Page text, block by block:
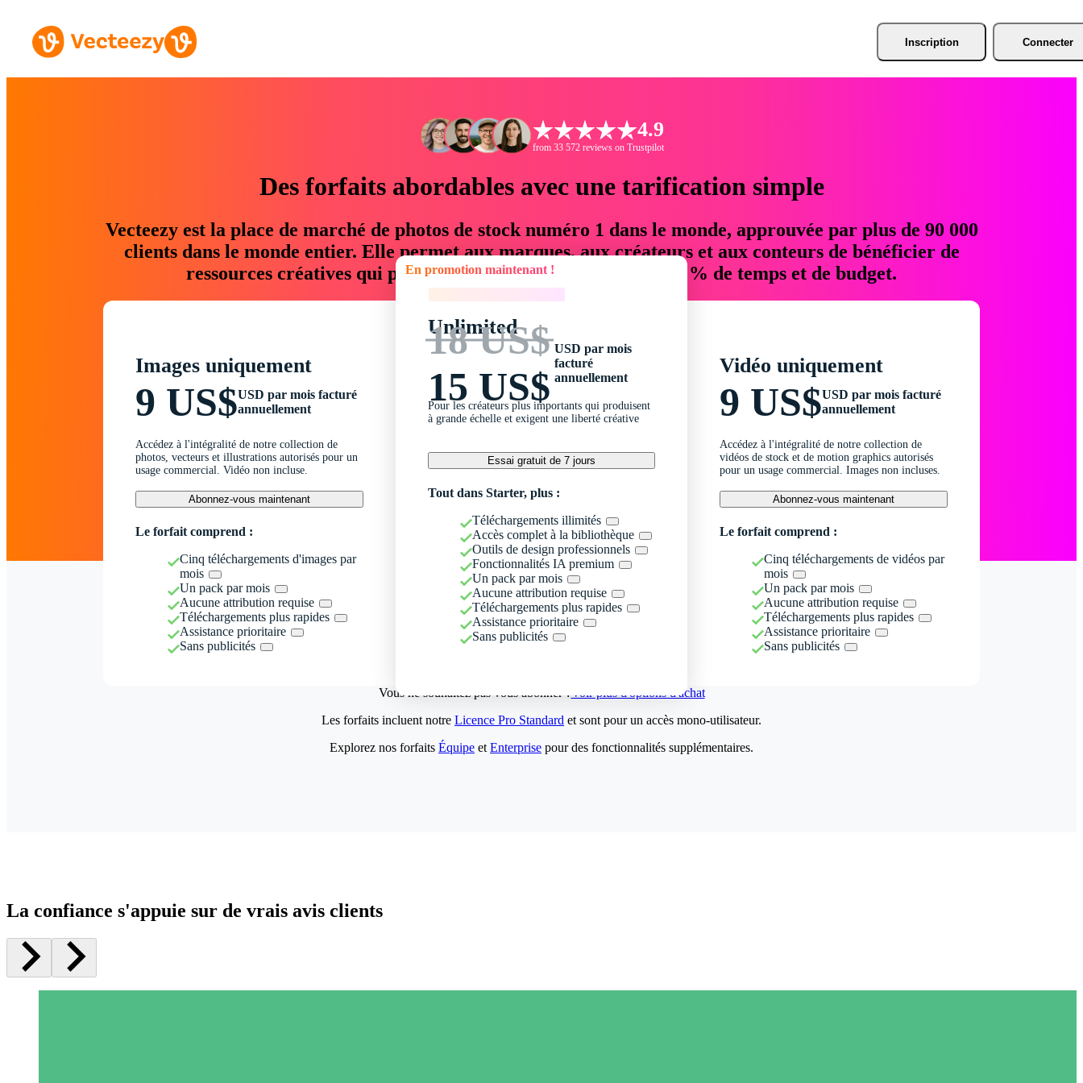
Inscription Connecter
4.9
from 33 572 reviews on Trustpilot
Des forfaits abordables avec une tarification simple
Vecteezy est la place de marché de photos de stock numéro 1 dans le monde, approuvée par plus de 90 000
clients dans le monde entier. Elle permet aux marques, aux créateurs et aux conteurs de bénéficier de
ressources créatives qui permettent d'économiser jusqu'à 76 % de temps et de budget.
Images uniquement
9 US$USD par mois facturé
annuellement
Accédez à l'intégralité de notre collection de
photos, vecteurs et illustrations autorisés pour un
usage commercial. Vidéo non incluse.
Abonnez-vous maintenant
Le forfait comprend :
Cinq téléchargements d'images par
mois
Un pack par mois
Aucune attribution requise
Téléchargements plus rapides
Assistance prioritaire
Sans publicités
En promotion maintenant !
Unlimited
18 US$
15 US$
USD par mois
facturé
annuellement
Pour les créateurs plus importants qui produisent
à grande échelle et exigent une liberté créative
Essai gratuit de 7 jours
Tout dans Starter, plus :
Téléchargements illimités
Accès complet à la bibliothèque
Outils de design professionnels
Fonctionnalités IA premium
Un pack par mois
Aucune attribution requise
Téléchargements plus rapides
Assistance prioritaire
Sans publicités
Vidéo uniquement
9 US$USD par mois facturé
annuellement
Accédez à l'intégralité de notre collection de
vidéos de stock et de motion graphics autorisés
pour un usage commercial. Images non incluses.
Abonnez-vous maintenant
Le forfait comprend :
Cinq téléchargements de vidéos par
mois
Un pack par mois
Aucune attribution requise
Téléchargements plus rapides
Assistance prioritaire
Sans publicités
Vous ne souhaitez pas vous abonner ?Voir plus d'options d'achat
Les forfaits incluent notre Licence Pro Standard et sont pour un accès mono-utilisateur.
Explorez nos forfaits Équipe et Enterprise pour des fonctionnalités supplémentaires.
La confiance s'appuie sur de vrais avis clients